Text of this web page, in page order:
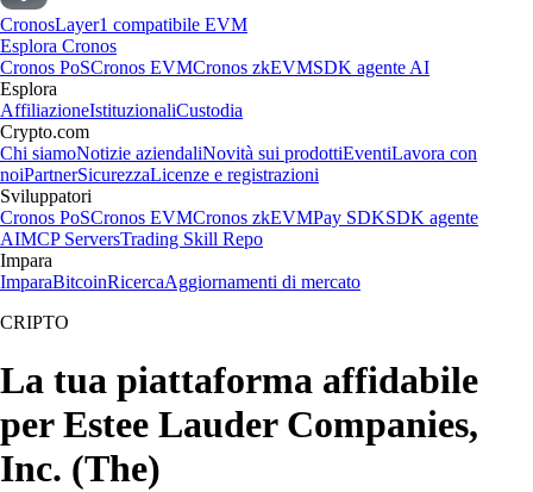
CronosLayer1 compatibile EVM
Esplora Cronos
Cronos PoSCronos EVMCronos zkEVMSDK agente AI
Esplora
AffiliazioneIstituzionaliCustodia
Crypto.com
Chi siamoNotizie aziendaliNovità sui prodottiEventiLavora con
noiPartnerSicurezzaLicenze e registrazioni
Sviluppatori
Cronos PoSCronos EVMCronos zkEVMPay SDKSDK agente
AIMCP ServersTrading Skill Repo
Impara
ImparaBitcoinRicercaAggiornamenti di mercato
CRIPTO
La tua piattaforma affidabile
per Estee Lauder Companies,
Inc. (The)